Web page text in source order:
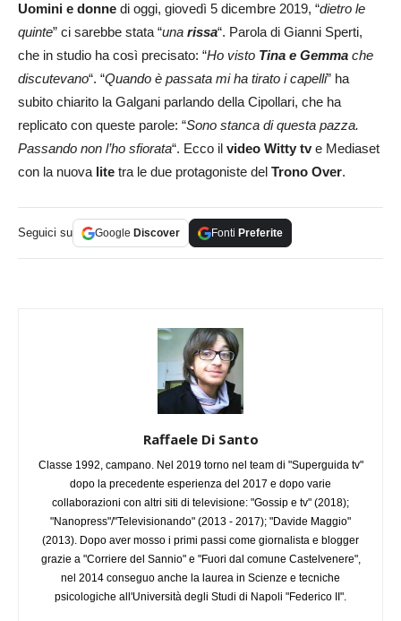
Uomini e donne di oggi, giovedì 5 dicembre 2019, “dietro le
quinte” ci sarebbe stata “una rissa“. Parola di Gianni Sperti,
che in studio ha così precisato: “Ho visto Tina e Gemma che
discutevano“. “Quando è passata mi ha tirato i capelli” ha
subito chiarito la Galgani parlando della Cipollari, che ha
replicato con queste parole: “Sono stanca di questa pazza.
Passando non l’ho sfiorata“. Ecco il video Witty tve Mediaset
con la nuova lite tra le due protagoniste del Trono Over.
Seguici su Google Discover Fonti Preferite
Raffaele Di Santo
Classe 1992, campano. Nel 2019 torno nel team di "Superguida tv"
dopo la precedente esperienza del 2017 e dopo varie
collaborazioni con altri siti di televisione: "Gossip e tv" (2018);
"Nanopress"/"Televisionando" (2013 - 2017); "Davide Maggio"
(2013). Dopo aver mosso i primi passi come giornalista e blogger
grazie a "Corriere del Sannio" e "Fuori dal comune Castelvenere",
nel 2014 conseguo anche la laurea in Scienze e tecniche
psicologiche all'Università degli Studi di Napoli "Federico II".